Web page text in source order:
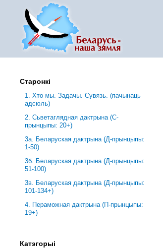
Старонкі
1. Хто мы. Задачы. Сувязь. (пачынаць
адсюль)
2. Сьветаглядная дактрына (С-
прынцыпы: 20+)
3a. Беларуская дактрына (Д-прынцыпы:
1-50)
3б. Беларуская дактрына (Д-прынцыпы:
51-100)
3в. Беларуская дактрына (Д-прынцыпы:
101-134+)
4. Пераможная дактрына (П-прынцыпы:
19+)
Катэгорыі